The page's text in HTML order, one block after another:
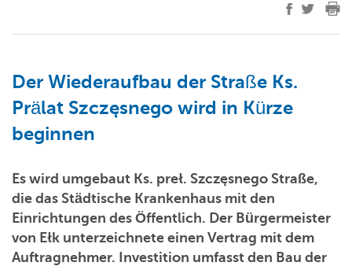
Der Wiederaufbau der Straße Ks.
Prälat Szczęsnego wird in Kürze
beginnen
Es wird umgebaut Ks. preł. Szczęsnego Straße,
die das Städtische Krankenhaus mit den
Einrichtungen des Öffentlich. Der Bürgermeister
von Ełk unterzeichnete einen Vertrag mit dem
Auftragnehmer. Investition umfasst den Bau der